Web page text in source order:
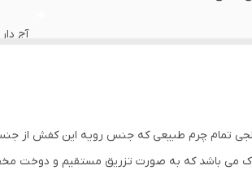
آج
کالجی تمام چرم طبیعی که جنس رویه این کفش
می باشد که به صورت تزریق مستقیم و دوخت